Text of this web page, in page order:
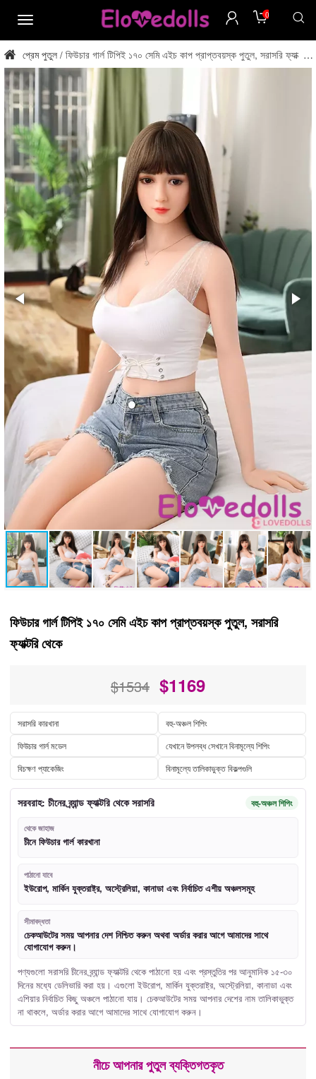
মেনু
0
প্রেম পুতুল / ফিউচার গার্ল টিপিই ১৭০ সেমি এইচ কাপ প্রাপ্তবয়স্ক পুতুল, সরাসরি ফ্যাক্টরি
থেকে
ফিউচার গার্ল টিপিই ১৭০ সেমি এইচ কাপ প্রাপ্তবয়স্ক পুতুল, সরাসরি
ফ্যাক্টরি থেকে
$1534 $1169
সরাসরি কারখানা
বহু-অঞ্চল শিপিং
ফিউচার গার্ল মডেল
যেখানে উপলব্ধ সেখানে বিনামূল্যে শিপিং
বিচক্ষণ প্যাকেজিং
বিনামূল্যে তালিকাভুক্ত বিকল্পগুলি
সরবরাহ: চীনের ব্র্যান্ড ফ্যাক্টরি থেকে সরাসরি বহু-অঞ্চল শিপিং
থেকে জাহাজ
চীনে ফিউচার গার্ল কারখানা
পাঠানো যাবে
ইউরোপ, মার্কিন যুক্তরাষ্ট্র, অস্ট্রেলিয়া, কানাডা এবং নির্বাচিত এশীয় অঞ্চলসমূহ
সীমাবদ্ধতা
চেকআউটের সময় আপনার দেশ নিশ্চিত করুন অথবা অর্ডার করার আগে আমাদের সাথে
যোগাযোগ করুন।
পণ্যগুলো সরাসরি চীনের ব্র্যান্ড ফ্যাক্টরি থেকে পাঠানো হয় এবং প্রস্তুতির পর আনুমানিক ১৫-৩০
দিনের মধ্যে ডেলিভারি করা হয়। এগুলো ইউরোপ, মার্কিন যুক্তরাষ্ট্র, অস্ট্রেলিয়া, কানাডা এবং
এশিয়ার নির্বাচিত কিছু অঞ্চলে পাঠানো যায়। চেকআউটের সময় আপনার দেশের নাম তালিকাভুক্ত
না থাকলে, অর্ডার করার আগে আমাদের সাথে যোগাযোগ করুন।
নীচে আপনার পুতুল ব্যক্তিগতকৃত